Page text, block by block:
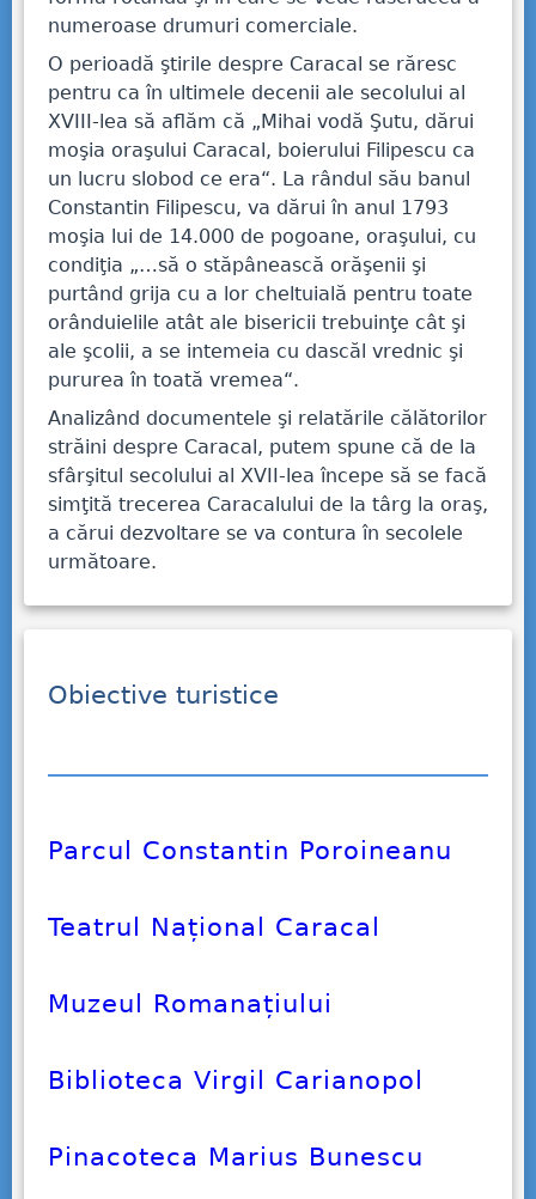
numeroase drumuri comerciale.
O perioadă ştirile despre Caracal se răresc
pentru ca în ultimele decenii ale secolului al
XVIII-lea să aflăm că „Mihai vodă Şutu, dărui
moşia oraşului Caracal, boierului Filipescu ca
un lucru slobod ce era“. La rândul său banul
Constantin Filipescu, va dărui în anul 1793
moşia lui de 14.000 de pogoane, oraşului, cu
condiţia „…să o stăpânească orăşenii şi
purtând grija cu a lor cheltuială pentru toate
orânduielile atât ale bisericii trebuinţe cât şi
ale şcolii, a se intemeia cu dascăl vrednic şi
pururea în toată vremea“.
Analizând documentele şi relatările călătorilor
străini despre Caracal, putem spune că de la
sfârşitul secolului al XVII-lea începe să se facă
simţită trecerea Caracalului de la târg la oraş,
a cărui dezvoltare se va contura în secolele
următoare.
Obiective turistice
Parcul Constantin Poroineanu
Teatrul Național Caracal
Muzeul Romanațiului
Biblioteca Virgil Carianopol
Pinacoteca Marius Bunescu